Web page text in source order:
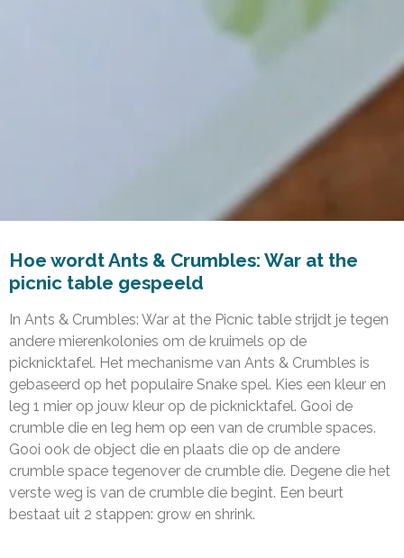
Hoe wordt Ants & Crumbles: War at the
picnic table gespeeld
In Ants & Crumbles: War at the Picnic table strijdt je tegen
andere mierenkolonies om de kruimels op de
picknicktafel. Het mechanisme van Ants & Crumbles is
gebaseerd op het populaire Snake spel. Kies een kleur en
leg 1 mier op jouw kleur op de picknicktafel. Gooi de
crumble die en leg hem op een van de crumble spaces.
Gooi ook de object die en plaats die op de andere
crumble space tegenover de crumble die. Degene die het
verste weg is van de crumble die begint. Een beurt
bestaat uit 2 stappen: grow en shrink.